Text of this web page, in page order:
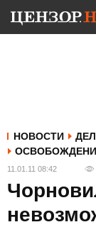
НОВОСТИ
11.01.11 08:42